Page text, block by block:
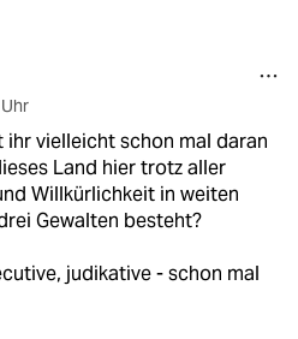
ihr vielleicht schon mal daran
Land hier trotz aller
Willkürlichkeit in weiten
Gewalten besteht?
judikative - schon mal